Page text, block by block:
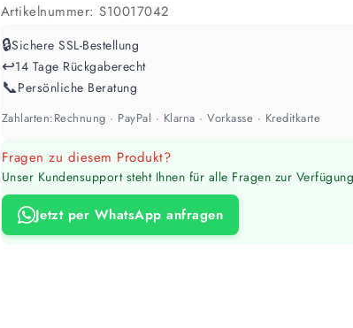
Artikelnummer:S10017042
🔒Sichere SSL-Bestellung
↩️14 Tage Rückgaberecht
📞Persönliche Beratung
Zahlarten:Rechnung · PayPal · Klarna · Vorkasse · Kreditkarte
Fragen zu diesem Produkt?
Unser Kundensupport steht Ihnen für alle Fragen zur
Jetzt per WhatsApp anfragen